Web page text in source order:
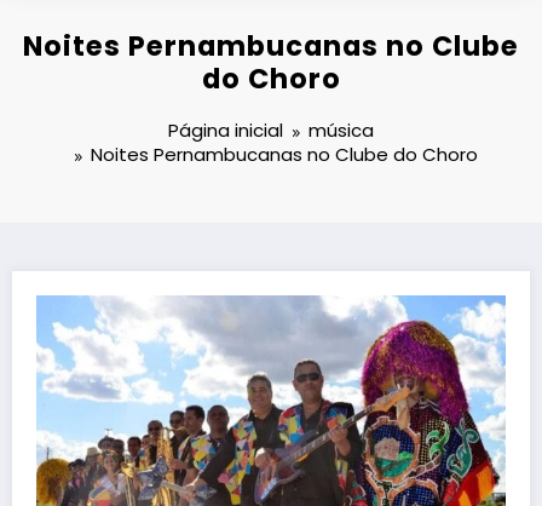
Noites Pernambucanas no Clube
do Choro
Página inicial
música
Noites Pernambucanas no Clube do Choro